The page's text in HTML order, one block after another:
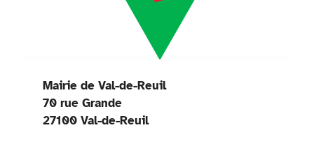
Mairie de Val-de-Reuil
70 rue Grande
27100 Val-de-Reuil